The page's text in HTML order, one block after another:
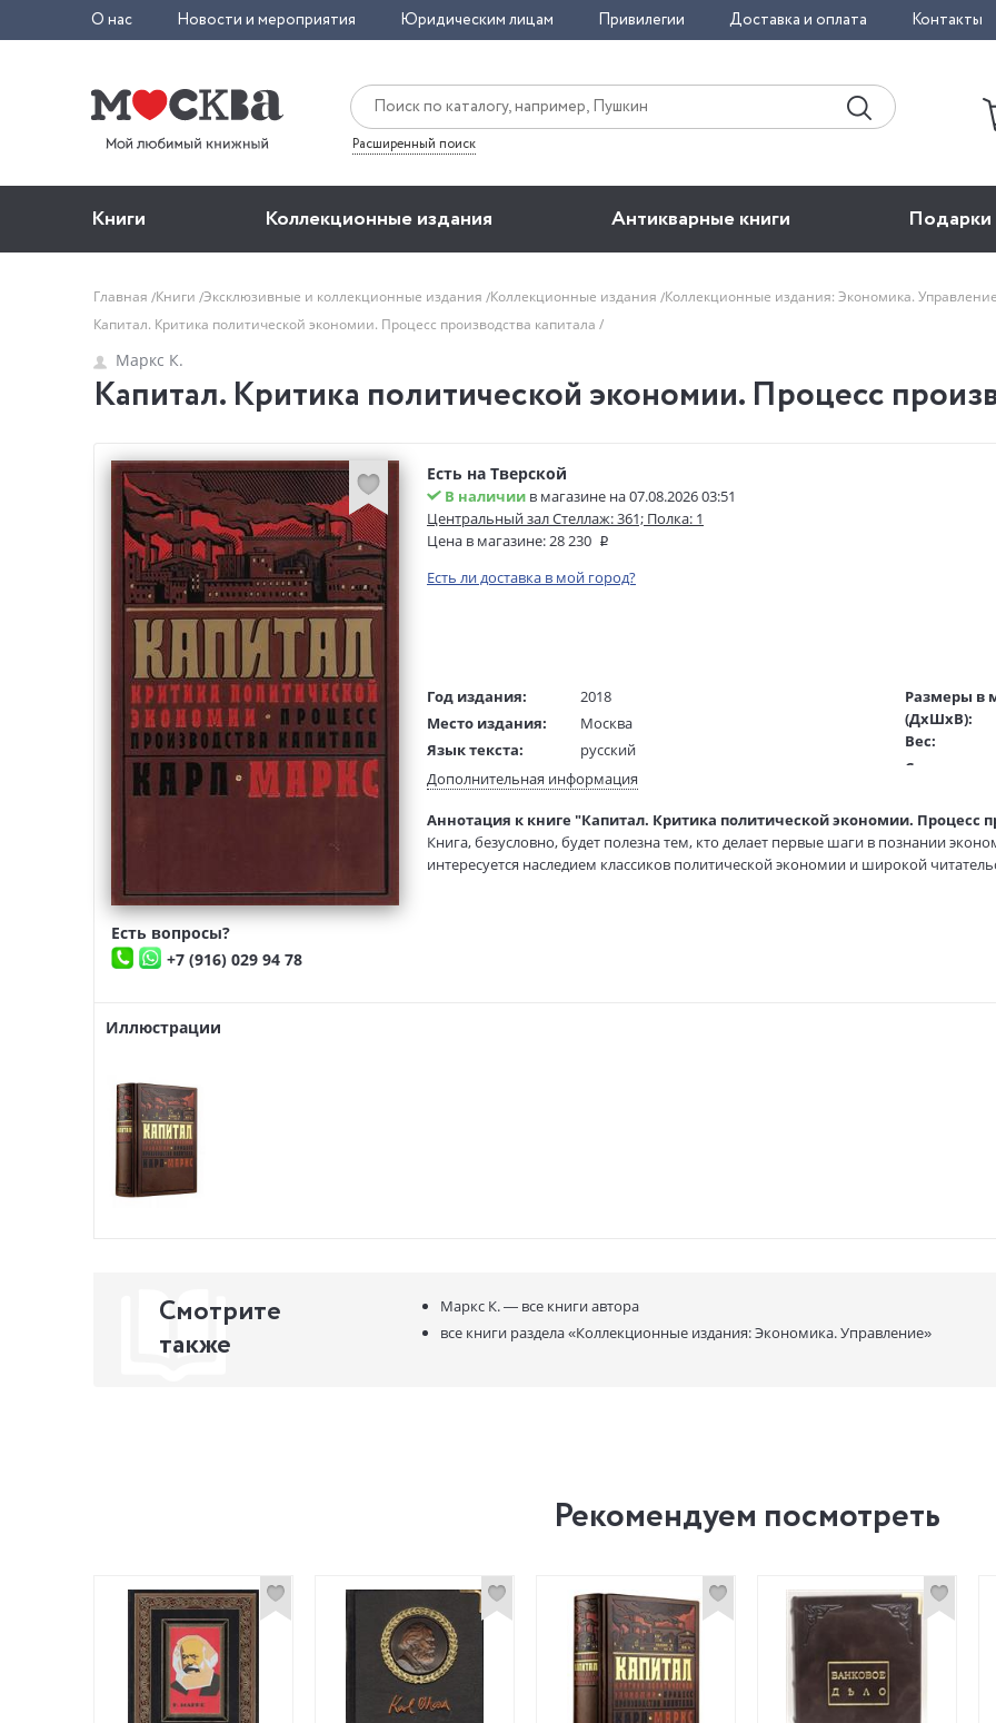
О нас Новости и мероприятия Юридическим лицам Привилегии Доставка и оплата Контакты
Расширенный поиск
Книги Коллекционные издания Антикварные книги Подарки
Главная Книги Эксклюзивные и коллекционные издания Коллекционные издания Коллекционные издания: Экономика. Управление
Капитал. Критика политической экономии. Процесс производства капитала
Маркс К.
Капитал. Критика политической экономии. Процесс
Есть вопросы?
+7 (916) 029 94 78
Есть на Тверской
В наличии в магазине на 07.08.2026 03:51
Центральный зал Стеллаж: 361; Полка: 1
Цена в магазине:28 230
Есть ли доставка в мой город?
Год издания:
2018
Место издания:
Москва
Язык текста:
русский
Тип обложки:
Кожаный переплет+коробка
многоуровневое изображение)
Футляр:
Картонный
Бумага:
Офсетная
Размеры в
(ДхШхВ):
Вес:
Страниц:
Код товара:
Артикул:
ISBN:
Дополнительная информация
Аннотация к книге "Капитал. Критика политической экономии. Процесс
Книга, безусловно, будет полезна тем, кто делает первые шаги в познании
интересуется наследием классиков политической экономии и широкой
Иллюстрации
Смотрите
также
Маркс К. — все книги автора
все книги раздела«Коллекционные издания: Экономика. Управление»
Рекомендуем посмотреть